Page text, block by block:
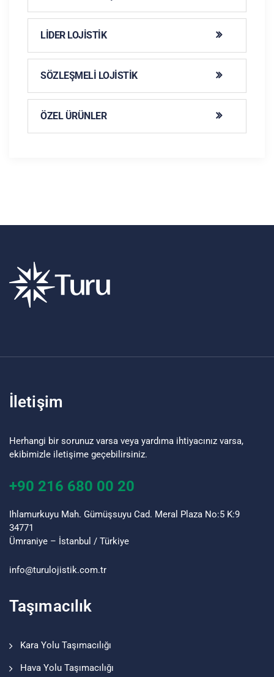
LIDER LOJISTIK
SÖZLEŞMELI LOJISTIK
ÖZEL ÜRÜNLER
İletişim
Herhangi bir sorunuz varsa veya yardıma ihtiyacınız varsa,
ekibimizle iletişime geçebilirsiniz.
+90 216 680 00 20
Ihlamurkuyu Mah. Gümüşsuyu Cad. Meral Plaza No:5 K:9
34771
Ümraniye – İstanbul / Türkiye
info@turu lojistik.com.tr
Taşımacılık
Kara Yolu Taşımacılığı
Hava Yolu Taşımacılığı